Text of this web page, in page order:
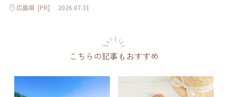
広島県 [PR] 2026.07.31
こちらの記事もおすすめ